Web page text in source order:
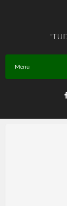
Menu